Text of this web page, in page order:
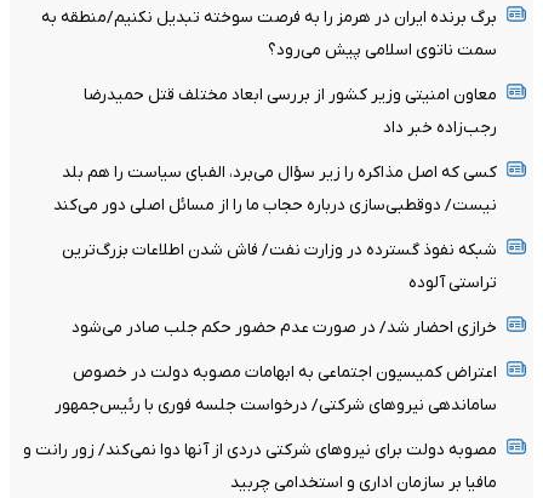
برگ برنده ایران در هرمز را به فرصت سوخته تبدیل نکنیم/منطقه به
سمت ناتوی اسلامی پیش می‌رود؟
معاون امنیتی وزیر کشور از بررسی ابعاد مختلف قتل حمیدرضا
رجب‌زاده خبر داد
کسی که اصل مذاکره را زیر سؤال می‌برد، الفبای سیاست را هم بلد
نیست/ دوقطبی‌سازی درباره حجاب ما را از مسائل اصلی دور می‌کند
شبکه نفوذ گسترده در وزارت نفت/ فاش شدن اطلاعات بزرگ‌ترین
تراستی‌ آلوده
خرازی احضار شد/ در صورت عدم حضور حکم جلب صادر می‌شود
اعتراض کمیسیون اجتماعی به ابهامات مصوبه دولت در خصوص
ساماندهی نیروهای شرکتی/ درخواست جلسه فوری با رئیس‌جمهور
مصوبه دولت برای نیروهای شرکتی دردی از آنها دوا نمی‌کند/ زور رانت و
مافیا بر سازمان اداری و استخدامی چربید